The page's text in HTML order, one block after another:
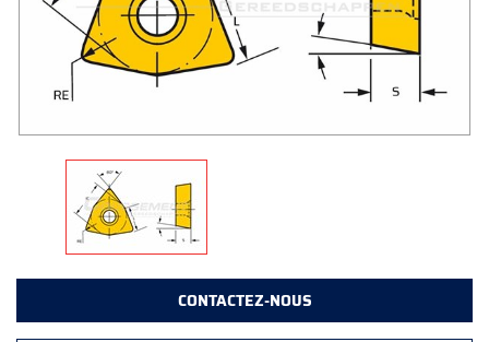
CONTACTEZ-NOUS